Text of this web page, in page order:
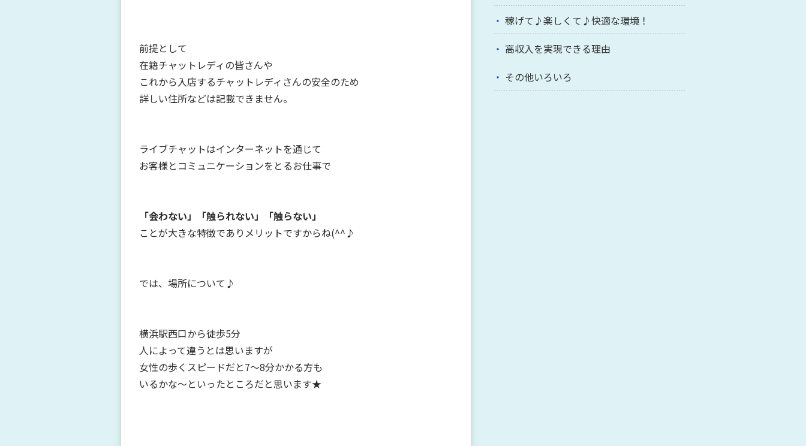
前提として
在籍チャットレディの皆さんや
これから入店するチャットレディさんの安全のため
詳しい住所などは記載できません。
ライブチャットはインターネットを通じて
お客様とコミュニケーションをとるお仕事で
「会わない」「触られない」「触らない」
ことが大きな特徴でありメリットですからね(^^♪
では、場所について♪
横浜駅西口から徒歩5分
人によって違うとは思いますが
女性の歩くスピードだと7～8分かかる方も
いるかな～といったところだと思います★
稼げて♪楽しくて♪快適な環境！
高収入を実現できる理由
その他いろいろ